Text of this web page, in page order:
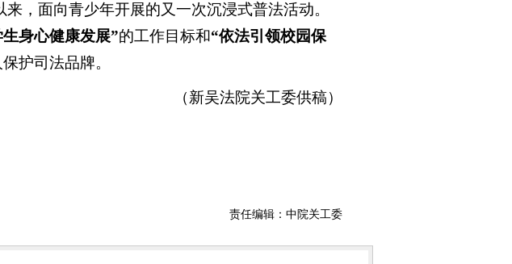
，面向青少年开展的又一次沉浸式普法活动。
身心健康发展”的工作目标和“依法引领校园保
护司法品牌。
（新吴法院关工委供稿）
责任编辑：中院关工委